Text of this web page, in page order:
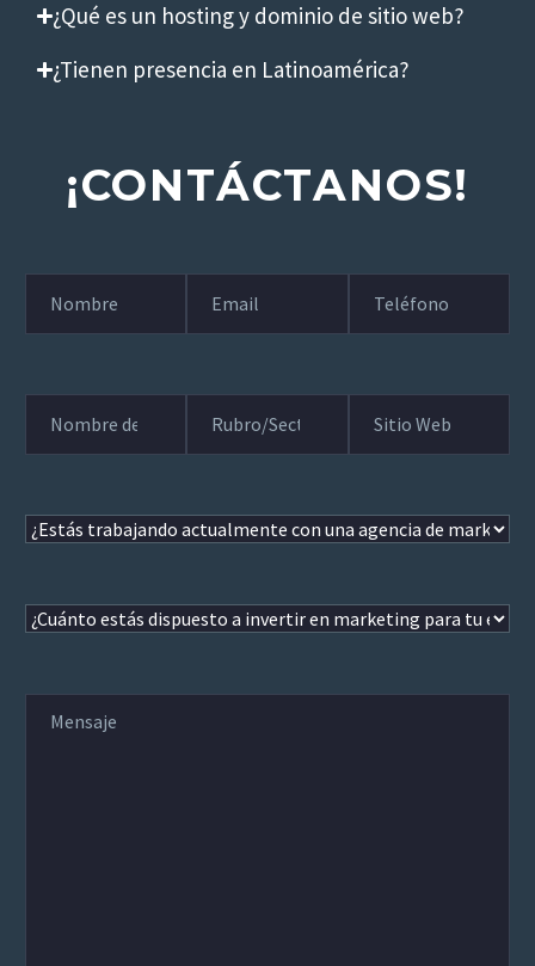
¿Qué es un hosting y dominio de sitio web?
¿Tienen presencia en Latinoamérica?
¡CONTÁCTANOS!